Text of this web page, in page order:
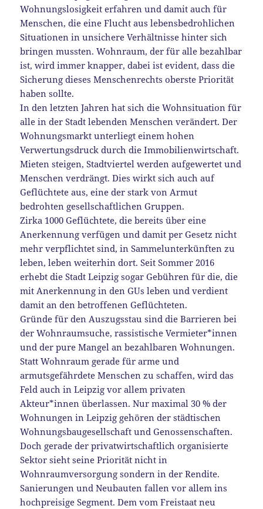
Wohnungslosigkeit erfahren und damit auch für
Menschen, die eine Flucht aus lebensbedrohlichen
Situationen in unsichere Verhältnisse hinter sich
bringen mussten. Wohnraum, der für alle bezahlbar
ist, wird immer knapper, dabei ist evident, dass die
Sicherung dieses Menschenrechts oberste Priorität
haben sollte.
In den letzten Jahren hat sich die Wohnsituation für
alle in der Stadt lebenden Menschen verändert. Der
Wohnungsmarkt unterliegt einem hohen
Verwertungsdruck durch die Immobilienwirtschaft.
Mieten steigen, Stadtviertel werden aufgewertet und
Menschen verdrängt. Dies wirkt sich auch auf
Geflüchtete aus, eine der stark von Armut
bedrohten gesellschaftlichen Gruppen.
Zirka 1000 Geflüchtete, die bereits über eine
Anerkennung verfügen und damit per Gesetz nicht
mehr verpflichtet sind, in Sammelunterkünften zu
leben, leben weiterhin dort. Seit Sommer 2016
erhebt die Stadt Leipzig sogar Gebühren für die, die
mit Anerkennung in den GUs leben und verdient
damit an den betroffenen Geflüchteten.
Gründe für den Auszugsstau sind die Barrieren bei
der Wohnraumsuche, rassistische Vermieter*innen
und der pure Mangel an bezahlbaren Wohnungen.
Statt Wohnraum gerade für arme und
armutsgefährdete Menschen zu schaffen, wird das
Feld auch in Leipzig vor allem privaten
Akteur*innen überlassen. Nur maximal 30 % der
Wohnungen in Leipzig gehören der städtischen
Wohnungsbaugesellschaft und Genossenschaften.
Doch gerade der privatwirtschaftlich organisierte
Sektor sieht seine Priorität nicht in
Wohnraumversorgung sondern in der Rendite.
Sanierungen und Neubauten fallen vor allem ins
hochpreisige Segment. Dem vom Freistaat neu